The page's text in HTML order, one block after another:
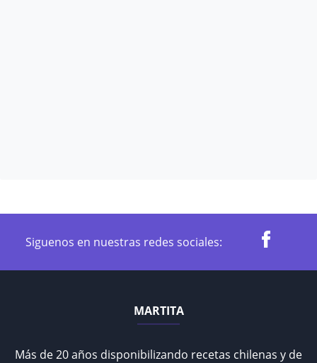
Siguenos en nuestras redes sociales:
MARTITA
Más de 20 años disponibilizando recetas chilenas y de